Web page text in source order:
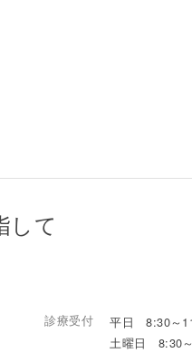
して
診療受付
平日 8:30～
土曜日 8:30